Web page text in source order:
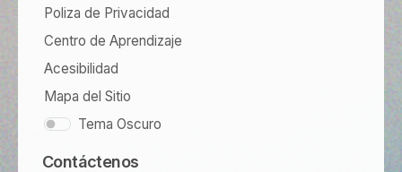
Poliza de Privacidad
Centro de Aprendizaje
Acesibilidad
Mapa del Sitio
Tema Oscuro
Contáctenos